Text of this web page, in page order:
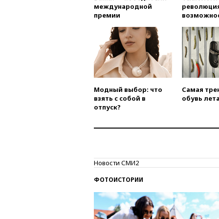
международной
премии
Модный выбор: что
взять с собой в
отпуск?
Самая
обувь
Новости СМИ2
ФОТОИСТОРИИ